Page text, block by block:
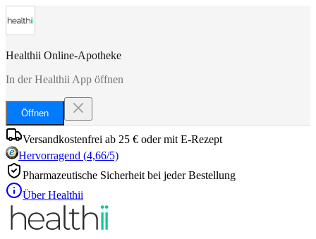
Healthii Online-Apotheke
In der Healthii App öffnen
Öffnen
Versandkostenfrei ab 25 € oder mit E-Rezept
Hervorragend (4,66/5)
Pharmazeutische Sicherheit bei jeder Bestellung
Über Healthii